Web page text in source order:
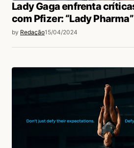
Lady Gaga enfrenta
com Pfizer: “Lady Pharma”
by Redação15/04/2024